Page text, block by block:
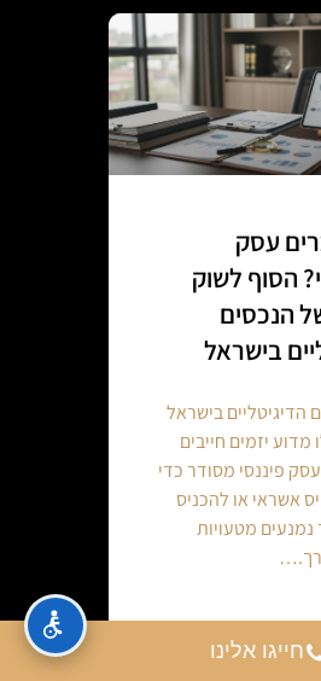
עסק
הסוף לשוק
הנכסים
בישראל
הדיגיטליים בישראל
מדוע יזמים חייבים
פיננסי מסודר כדי
אשראי או להכניס
נמנעים מטעויות
חייגו אלינו